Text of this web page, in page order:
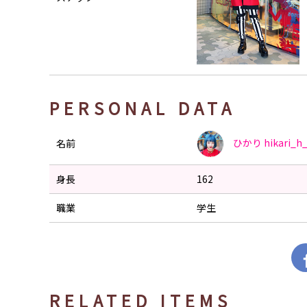
PERSONAL DATA
名前 ひかり
身長 162
職業 学生
RELATED ITEMS